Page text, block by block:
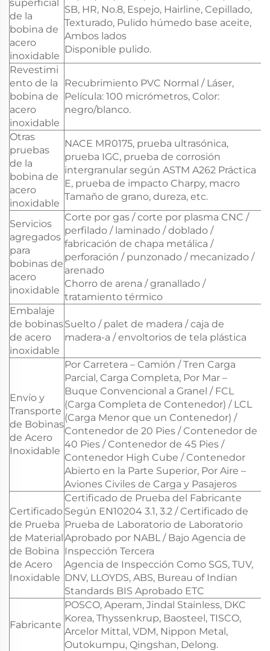
superficial
de la
bobina de
acero
inoxidable
SB, HR, No.8, Espejo, Hairline, Cepillado,
Texturado, Pulido húmedo base aceite,
Ambos lados
Disponible pulido.
Revestimi
ento de la
bobina de
acero
inoxidable
Recubrimiento PVC Normal / Láser,
Película: 100 micrómetros, Color:
negro/blanco.
Otras
pruebas
de la
bobina de
acero
inoxidable
NACE MR0175, prueba ultrasónica,
prueba IGC, prueba de corrosión
intergranular según ASTM A262 Práctica
E, prueba de impacto Charpy, macro
Tamaño de grano, dureza, etc.
Servicios
agregados
para
bobinas de
acero
inoxidable
Corte por gas / corte por plasma CNC /
perfilado / laminado / doblado /
fabricación de chapa metálica /
perforación / punzonado / mecanizado /
arenado
Chorro de arena / granallado /
tratamiento térmico
Embalaje
de bobinas
de acero
inoxidable
Suelto / palet de madera / caja de
madera-a / envoltorios de tela plástica
Envío y
Transporte
de Bobinas
de Acero
Inoxidable
Por Carretera – Camión / Tren Carga
Parcial, Carga Completa, Por Mar –
Buque Convencional a Granel / FCL
(Carga Completa de Contenedor) / LCL
(Carga Menor que un Contenedor) /
Contenedor de 20 Pies / Contenedor de
40 Pies / Contenedor de 45 Pies /
Contenedor High Cube / Contenedor
Abierto en la Parte Superior, Por Aire –
Aviones Civiles de Carga y Pasajeros
Certificado
de Prueba
de Material
de Bobina
de Acero
Inoxidable
Certificado de Prueba del Fabricante
Según EN10204 3.1, 3.2 / Certificado de
Prueba de Laboratorio de Laboratorio
Aprobado por NABL / Bajo Agencia de
Inspección Tercera
Agencia de Inspección Como SGS, TUV,
DNV, LLOYDS, ABS, Bureau of Indian
Standards BIS Aprobado ETC
Fabricante
POSCO, Aperam, Jindal Stainless, DKC
Korea, Thyssenkrup, Baosteel, TISCO,
Arcelor Mittal, VDM, Nippon Metal,
Outokumpu, Qingshan, Delong.